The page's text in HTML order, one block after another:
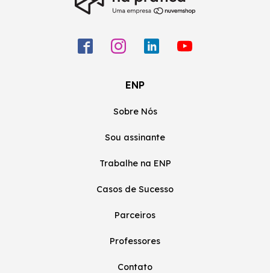
ENP
Sobre Nós
Sou assinante
Trabalhe na ENP
Casos de Sucesso
Parceiros
Professores
Contato